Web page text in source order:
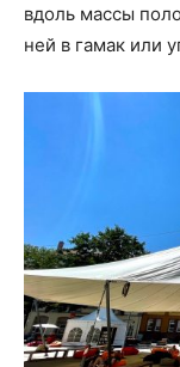
вдоль массы
ней в гамак или